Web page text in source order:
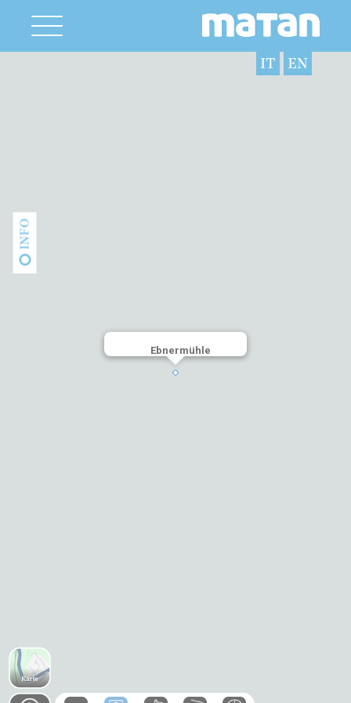
IT EN
INFO
Ebnermühle